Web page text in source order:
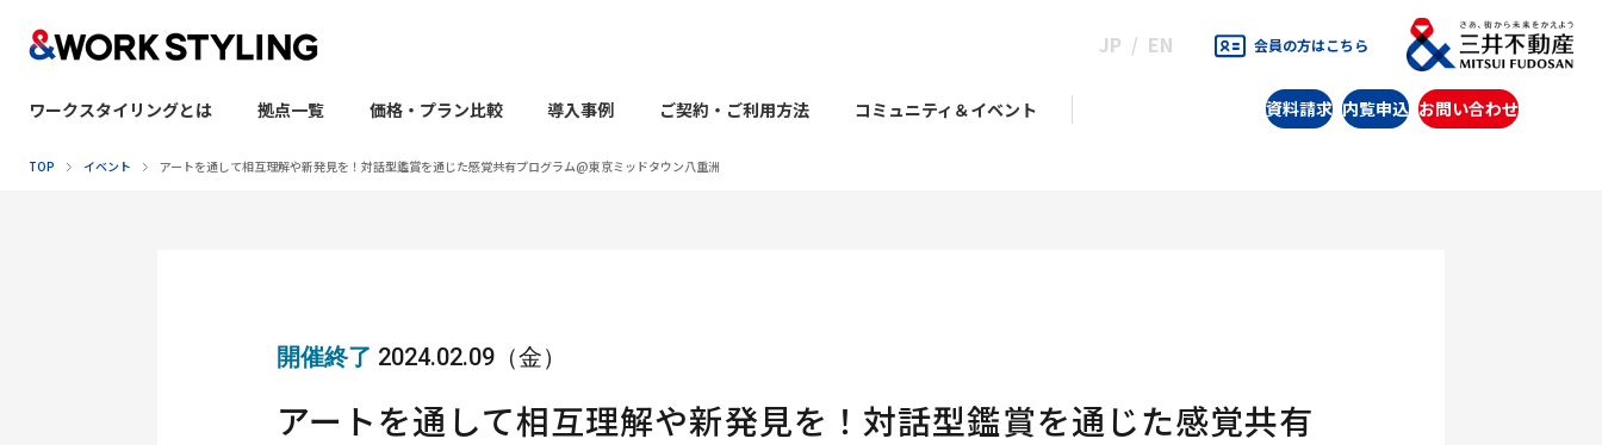
JP EN 会員の方はこちら
ワークスタイリングとは 拠点一覧 価格・プラン比較 導入事例 ご契約・ご利用方法 コミュニティ＆イベント 資料請求 内覧申込 お問い合わせ
TOP イベント アートを通して相互理解や新発見を！対話型鑑賞を通じた感覚共有プログラム@東京ミッドタウン八重洲
開催終了 2024.02.09（金）
アートを通して相互理解や新発見を！対話型鑑賞を通じた感覚共有